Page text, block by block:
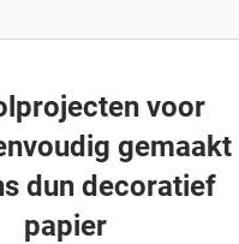
voor
gemaakt
dun decoratief
papier